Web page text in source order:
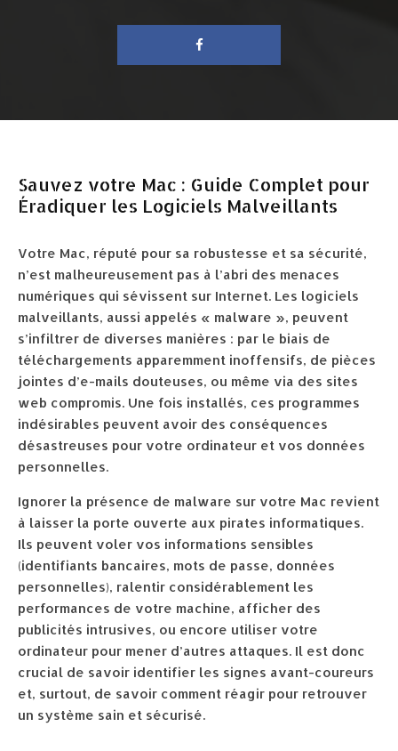
Sauvez votre Mac : Guide Complet pour
Éradiquer les Logiciels Malveillants
Votre Mac, réputé pour sa robustesse et sa sécurité,
n’est malheureusement pas à l’abri des menaces
numériques qui sévissent sur Internet. Les logiciels
malveillants, aussi appelés « malware », peuvent
s’infiltrer de diverses manières : par le biais de
téléchargements apparemment inoffensifs, de pièces
jointes d’e-mails douteuses, ou même via des sites
web compromis. Une fois installés, ces programmes
indésirables peuvent avoir des conséquences
désastreuses pour votre ordinateur et vos données
personnelles.
Ignorer la présence de malware sur votre Mac revient
à laisser la porte ouverte aux pirates informatiques.
Ils peuvent voler vos informations sensibles
(identifiants bancaires, mots de passe, données
personnelles), ralentir considérablement les
performances de votre machine, afficher des
publicités intrusives, ou encore utiliser votre
ordinateur pour mener d’autres attaques. Il est donc
crucial de savoir identifier les signes avant-coureurs
et, surtout, de savoir comment réagir pour retrouver
un système sain et sécurisé.